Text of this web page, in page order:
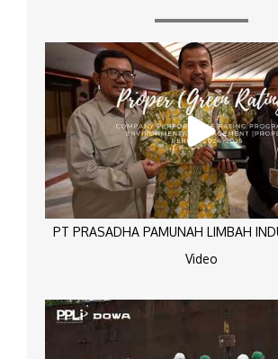
PT PRASADHA PAMUNAH LIMBAH
Video